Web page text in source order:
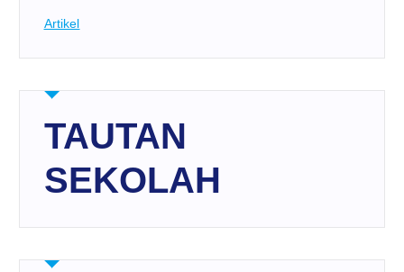
Artikel
TAUTAN
SEKOLAH